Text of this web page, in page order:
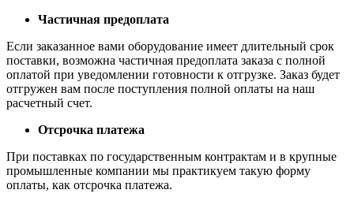
Частичная предоплата
Если заказанное вами оборудование имеет длительный срок
поставки, возможна частичная предоплата заказа с полной
оплатой при уведомлении готовности к отгрузке. Заказ будет
отгружен вам после поступления полной оплаты на наш
расчетный счет.
Отсрочка платежа
При поставках по государственным контрактам и в крупные
промышленные компании мы практикуем такую форму
оплаты, как отсрочка платежа.